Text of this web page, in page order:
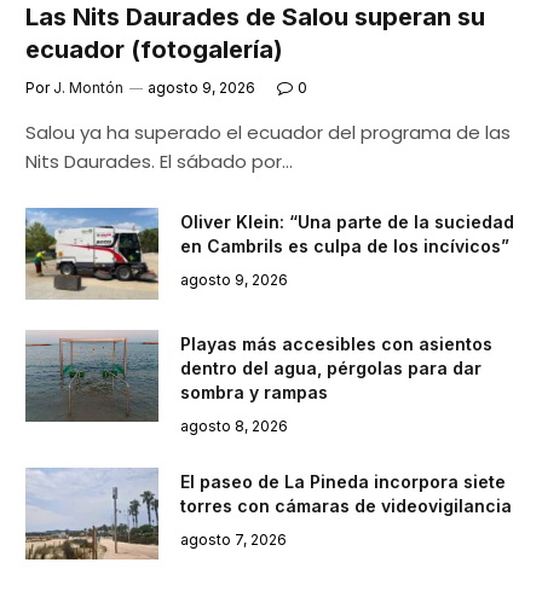
Las Nits Daurades de Salou superan su
ecuador (fotogalería)
Por J. Montón agosto 9, 2026 0
Salou ya ha superado el ecuador del programa de las
Nits Daurades. El sábado por…
Oliver Klein: “Una parte de la suciedad
en Cambrils es culpa de los incívicos”
agosto 9, 2026
Playas más accesibles con asientos
dentro del agua, pérgolas para dar
sombra y rampas
agosto 8, 2026
El paseo de La Pineda incorpora siete
torres con cámaras de videovigilancia
agosto 7, 2026